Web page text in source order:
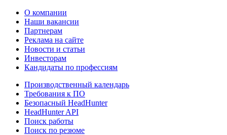
О компании
Наши вакансии
Партнерам
Реклама на сайте
Новости и статьи
Инвесторам
Кандидаты по профессиям
Производственный календарь
Требования к ПО
Безопасный HeadHunter
HeadHunter API
Поиск работы
Поиск по резюме